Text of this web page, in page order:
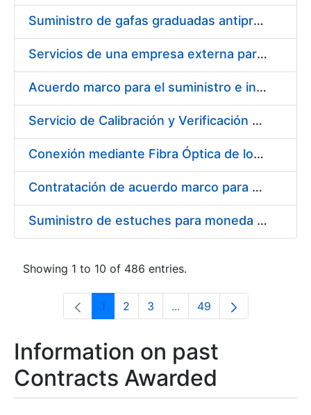
Suministro de gafas graduadas antiproyecciones para los trabajadores de la FNMT-RCM en los centros de trabajo de Madrid y Burgos
Servicios de una empresa externa para el asesoramiento y resolución de los recursos de alzada que se presentan relacionados con procesos de selección para la FNMT-RCM
Acuerdo marco para el suministro e instalación de persianas, estores y otros complementos
Servicio de Calibración y Verificación Externa de los Equipos de Medición del Servicio de Prevención de la FNMT-RCM
Conexión mediante Fibra Óptica de los Centros de Proceso de Datos (CPDs) de las sedes de la FNMT-RCM de Burgos y Madrid
Contratación de acuerdo marco para el Suministro de Material de Electricidad para la Fábrica Nacional de Moneda y Timbre-Real Casa de la Moneda en su centro de trabajo de Burgos
Suministro de estuches para moneda de 30 €
Showing 1 to 10 of 486 entries.
Page
1 Page
2 Page
3 ...Intermediate Pages Use
Page
49
Information on past
Contracts Awarded